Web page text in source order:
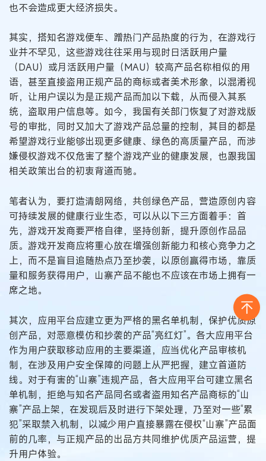
也不会造成更大经济损失。
其实，搭知名游戏便车、蹭热门产品热度的行为，在游戏行
业并不罕见，这些游戏往往采用与现时日活跃用户量
（DAU）或月活跃用户量（MAU）较高产品名称相似的用
语，甚至直接盗用正规产品的商标或者美术形象，以混淆视
听，让用户误以为是正规产品而加以下载，从而侵入其系
统，盗取用户信息等。如今，我国有关部门恢复了对游戏版
号的审批，同时又加大了游戏产品总量的控制，其目的都是
希望游戏行业能够出现更多健康、绿色的高质量产品，而涉
嫌侵权游戏不仅危害了整个游戏产业的健康发展，也跟我国
相关政策出台的初衷背道而驰。
笔者认为，要打造清朗网络，共创绿色产品，营造原创内容
可持续发展的健康行业生态，可以从以下三方面着手：首
先，游戏开发商要严格自律，坚持创新，提升原创作品品
质。游戏开发商应将重心放在增强创新能力和核心竞争力之
上，而不是盲目追随热点乃至抄袭，以原创赢得市场，靠质
量和服务获得用户，山寨产品不能也不应该在市场上拥有一
席之地。
其次，应用平台应建立更为严格的黑名单机制，保护优质原
创产品，对恶意模仿和抄袭的产品“亮红灯”。各大应用平台
作为用户获取移动应用的主要渠道，应当优化产品审核机
制，在涉及用户安全保障的问题上从严把握，建立首道防
线。对于有害的“山寨”违规产品，各大应用平台可建立黑名
单机制，拒绝与知名产品同名或者盗用知名产品商标的“山
寨”产品上架，在发现后及时进行下架处理，乃至对一些“累
犯”采取禁入机制，以减少用户直接暴露在侵权“山寨”产品面
前的几率，与正规产品的出品方共同维护优质产品运营，提
升用户体验。